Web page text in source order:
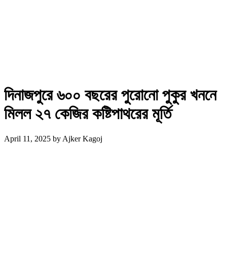
দিনাজপুরে ৬০০ বছরের পুরোনো পুকুর খননে
মিলল ২৭ কেজির কষ্টিপাথরের মূর্তি
April 11, 2025 by Ajker Kagoj